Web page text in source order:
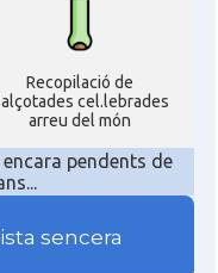
Recopilació de
cel.lebrades
arreu del món
pendents de
sencera